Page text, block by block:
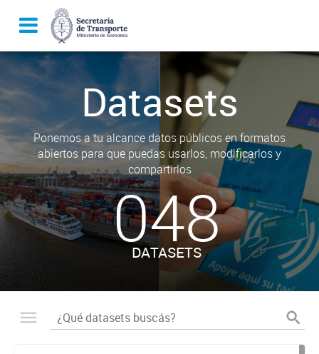
Datasets
Ponemos a tu alcance datos públicos en formatos
abiertos para que puedas usarlos, modificarlos y
compartirlos
048
DATASETS